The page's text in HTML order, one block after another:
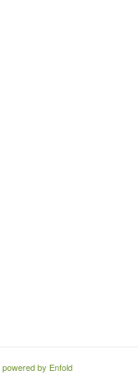
powered by Enfold